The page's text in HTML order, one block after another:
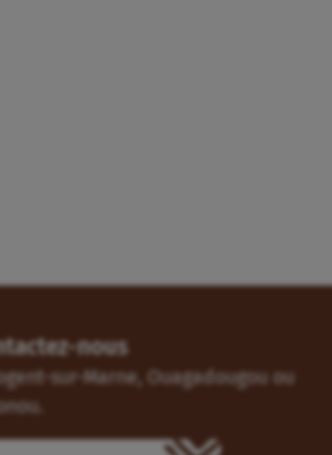
nous
sur-Marne, Ouagadougou ou